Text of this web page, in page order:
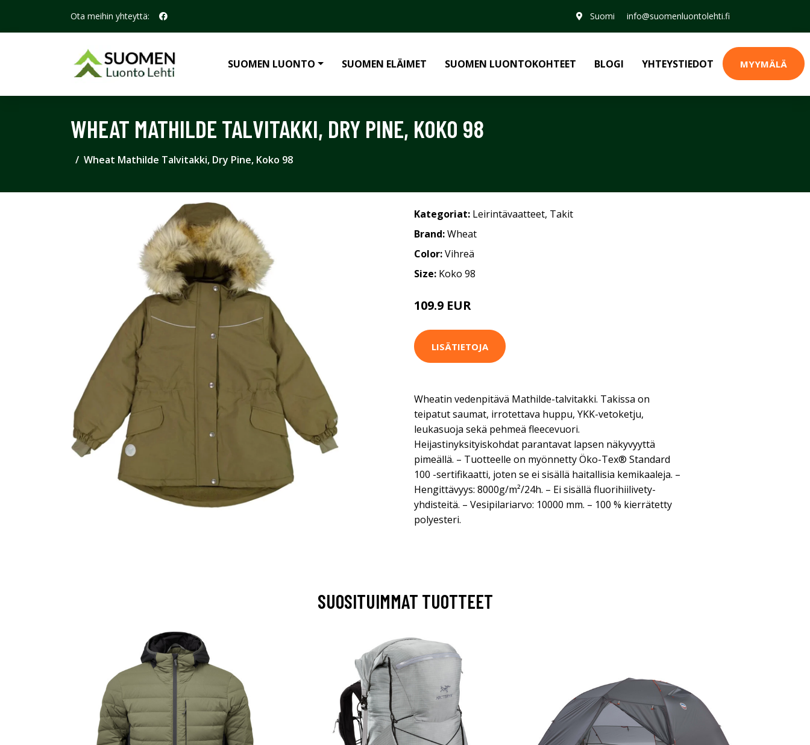
Ota meihin yhteyttä: Suomi info@suomenluontolehti.fi
SUOMEN LUONTO SUOMEN ELÄIMET SUOMEN LUONTOKOHTEET BLOGI YHTEYSTIEDOT MYYMÄLÄ
WHEAT MATHILDE TALVITAKKI, DRY PINE, KOKO 98
Wheat Mathilde Talvitakki, Dry Pine, Koko 98
Kategoriat: Leirintävaatteet, Takit
Brand:Wheat
Color:Vihreä
Size: Koko 98
109.9 EUR
LISÄTIETOJA
Wheatin vedenpitävä Mathilde-talvitakki. Takissa on
teipatut saumat, irrotettava huppu, YKK-vetoketju,
leukasuoja sekä pehmeä fleecevuori.
Heijastinyksityiskohdat parantavat lapsen näkyvyyttä
pimeällä. – Tuotteelle on myönnetty Öko-Tex® Standard
100 -sertifikaatti, joten se ei sisällä haitallisia kemikaaleja. –
Hengittävyys: 8000g/m²/24h. – Ei sisällä fluorihiilivety-
yhdisteitä. – Vesipilariarvo: 10000 mm. – 100 % kierrätetty
polyesteri.
SUOSITUIMMAT TUOTTEET